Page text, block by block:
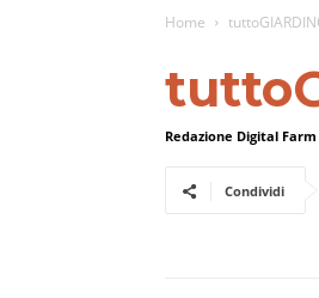
Home
Redazione Digital Farm
Condividi